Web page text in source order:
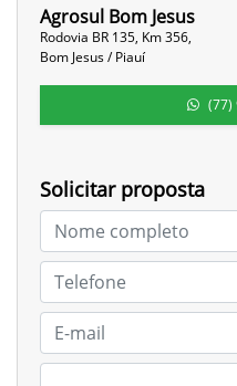
Agrosul Bom Jesus
Rodovia BR 135, Km 356,
Bom Jesus / Piauí
(77)
Solicitar proposta